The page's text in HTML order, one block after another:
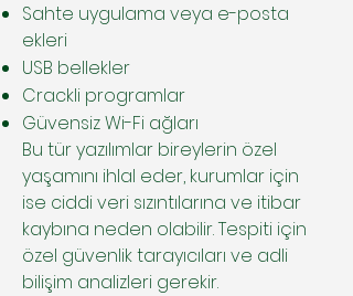
Sahte uygulama veya e-posta
ekleri
USB bellekler
Crackli programlar
Güvensiz Wi-Fi ağları
Bu tür yazılımlar bireylerin özel
yaşamını ihlal eder, kurumlar için
ise ciddi veri sızıntılarına ve itibar
kaybına neden olabilir. Tespiti için
özel güvenlik tarayıcıları ve adli
bilişim analizleri gerekir.